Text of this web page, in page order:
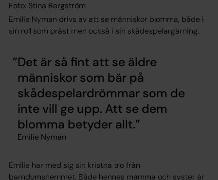
Foto: Stina Bergström
Emilie Nyman drivs av att se människor blomma, både i
sin roll som präst men också i sin skådespelargärning.
Det är så fint att se äldre
människor som bär på
skådespelardrömmar som de
inte vill ge upp. Att se dem
blomma betyder allt.
Emilie Nyman
Emilie har med sig sin kristna tro från
barndomshemmet. Både hennes mamma och syster är